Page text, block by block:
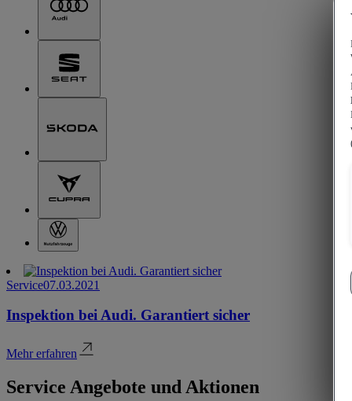
Service07.03.2021
Inspektion bei Audi. Garantiert sicher
Mehr erfahren
Service Angebote und Aktionen